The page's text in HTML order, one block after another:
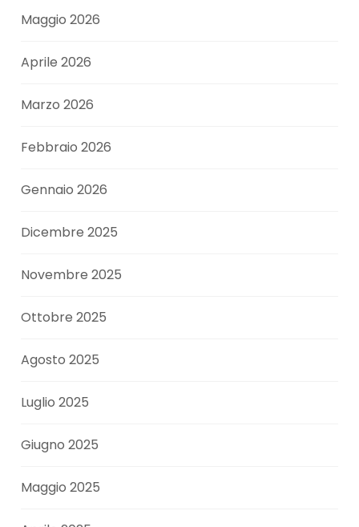
Maggio 2026
Aprile 2026
Marzo 2026
Febbraio 2026
Gennaio 2026
Dicembre 2025
Novembre 2025
Ottobre 2025
Agosto 2025
Luglio 2025
Giugno 2025
Maggio 2025